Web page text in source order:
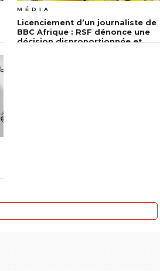
MÉDIA
Licenciement d’un journaliste de
BBC Afrique : RSF dénonce une
décision disproportionnée et